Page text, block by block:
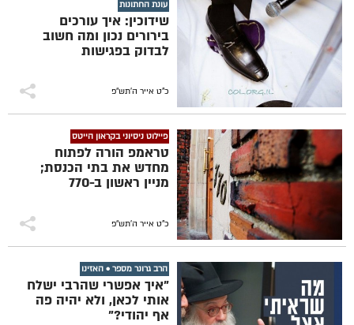
עונת החתונות
שידוכין: איך עורכים
בירורים נכון ומה חשוב
לבדוק בפגישות
כ"ט אייר ה׳תש״פ
פיילוט ניסיוני בקראון הייטס
טראמפ הורה לפתוח
מחדש את בתי הכנסת;
מניין ראשון ב-770
כ"ט אייר ה׳תש״פ
הרב גרונר מספר • האזינו
"איך אפשרי שהרבי ישלח
אותי לכאן, ולא יהיה פה
אף יהודי?"